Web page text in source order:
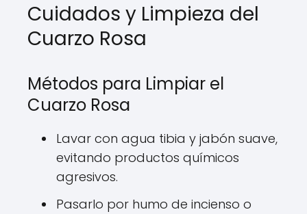
Cuidados y Limpieza del
Cuarzo Rosa
Métodos para Limpiar el
Cuarzo Rosa
Lavar con agua tibia y jabón suave,
evitando productos químicos
agresivos.
Pasarlo por humo de incienso o